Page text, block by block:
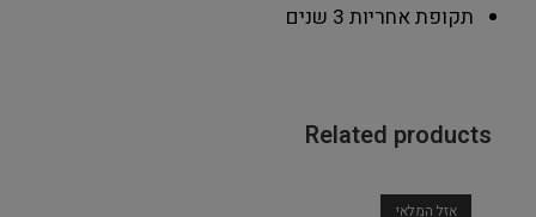
תקופת אחריות 3 שנים
Related products
אזל המלאי